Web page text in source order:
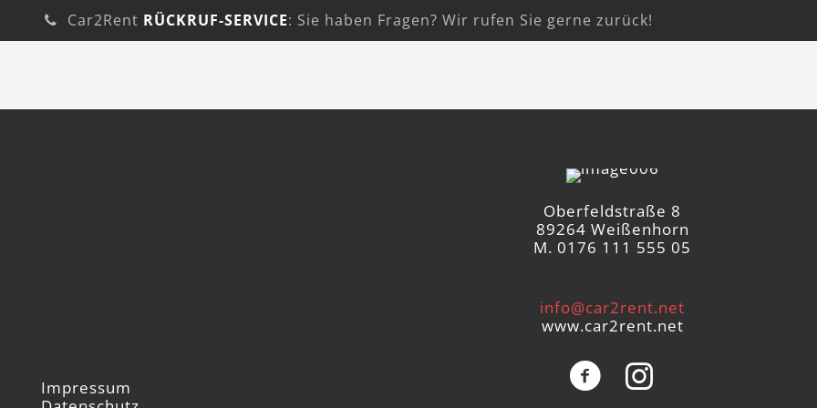
Car2Rent RÜCKRUF-SERVICE: Sie haben Fragen? Wir rufen Sie gerne zurück!
Impressum
Oberfeldstraße 8
89264 Weißenhorn
M. 0176 111 555 05
info@car2rent.net
www.car2rent.net